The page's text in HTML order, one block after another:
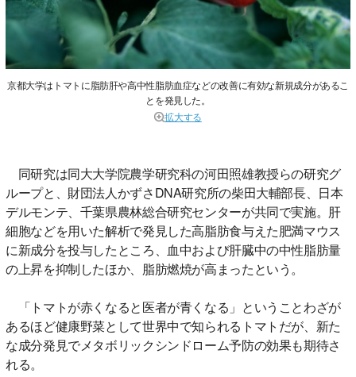
京都大学はトマトに脂肪肝や高中性脂肪血症などの改善に有効な新規成分があるこ
とを発見した。
拡大する
同研究は同大大学院農学研究科の河田照雄教授らの研究グ
ループと、財団法人かずさDNA研究所の柴田大輔部長、日本
デルモンテ、千葉県農林総合研究センターが共同で実施。肝
細胞などを用いた解析で発見した高脂肪食与えた肥満マウス
に新成分を投与したところ、血中および肝臓中の中性脂肪量
の上昇を抑制したほか、脂肪燃焼が高まったという。
「トマトが赤くなると医者が青くなる」ということわざが
あるほど健康野菜として世界中で知られるトマトだが、新た
な成分発見でメタボリックシンドローム予防の効果も期待さ
れる。